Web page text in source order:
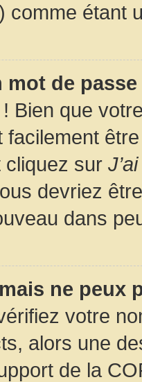
comme étant
mot de
Bien que
facilement
cliquez sur
devriez
dans
ne peux
votre
alors une
de la